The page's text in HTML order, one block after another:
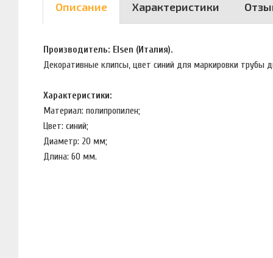
Описание Характеристики
Производитель: Elsen (Италия).
Декоративные клипсы, цвет синий для маркировки
Характеристики:
Материал: полипропилен;
Цвет: синий;
Диаметр: 20 мм;
Длина: 60 мм.